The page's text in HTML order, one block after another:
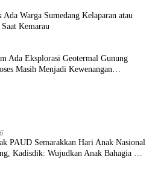
Warga Sumedang Kelaparan atau
Kemarau
Ada Eksplorasi Geotermal Gunung
Masih Menjadi Kewenangan
PAUD Semarakkan Hari Anak Nasional
Kadisdik: Wujudkan Anak Bahagia dan